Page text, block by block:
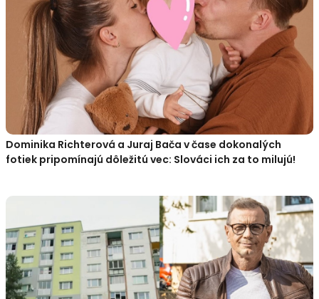
Dominika Richterová a Juraj Bača v čase dokonalých
fotiek pripomínajú dôležitú vec: Slováci ich za to milujú!